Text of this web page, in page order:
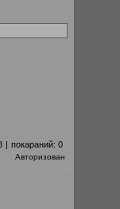
| покараний: 0
Авторизован